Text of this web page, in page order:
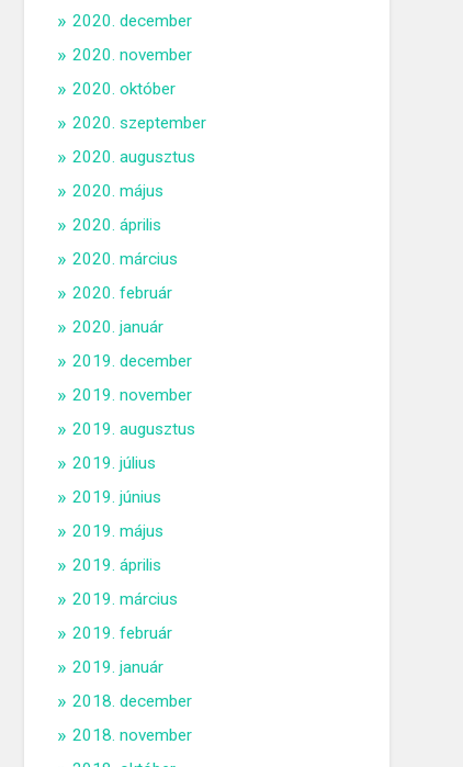
2020. december
2020. november
2020. október
2020. szeptember
2020. augusztus
2020. május
2020. április
2020. március
2020. február
2020. január
2019. december
2019. november
2019. augusztus
2019. július
2019. június
2019. május
2019. április
2019. március
2019. február
2019. január
2018. december
2018. november